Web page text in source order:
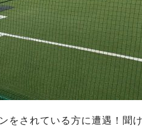
をされている方に遭遇！聞